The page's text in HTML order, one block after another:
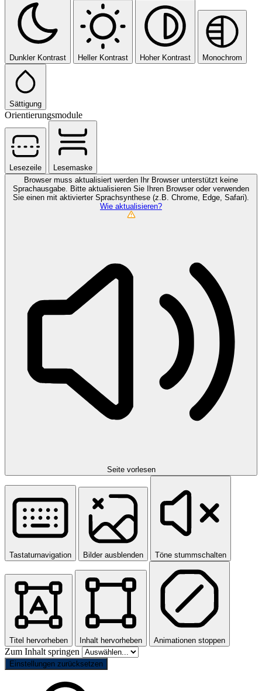
Dunkler Kontrast Heller Kontrast Hoher Kontrast Monochrom
Sättigung
Orientierungsmodule
Lesezeile
Lesemaske
Browser muss aktualisiert werden
Ihr Browser unterstützt keine
Sprachausgabe. Bitte aktualisieren Sie Ihren Browser oder verwenden
Sie einen mit aktivierter Sprachsynthese (z.B. Chrome, Edge, Safari).
Wie aktualisieren?
Seite vorlesen
Tastaturnavigation Bilder ausblenden Töne stummschalten
Titel hervorheben Inhalt hervorheben Animationen stoppen
Zum Inhalt springen
Einstellungen zurücksetzen